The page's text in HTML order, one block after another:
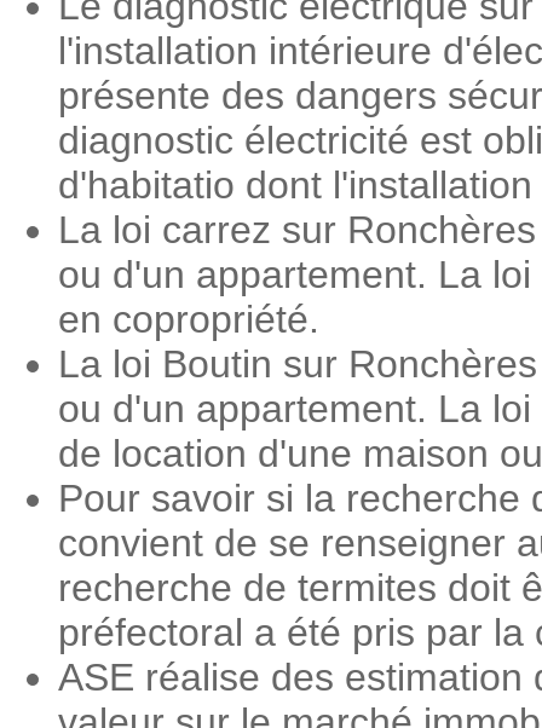
l'installation intérieure
présente des dangers
diagnostic électricité est
d'habitatio dont
La loi carrez sur
ou d'un appartement. La
en copropriété.
La loi Boutin sur
ou d'un appartement. La
de location d'une maison
Pour savoir si la recherche
convient de se renseigner
recherche de termites doit
préfectoral a été pris par la
ASE réalise des